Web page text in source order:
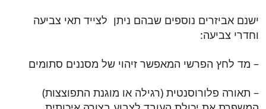
ישנם אביזרים נוספים שבהם ניתן לצייד תאי צביעה
וחדרי צביעה:
– מד לחץ הפרשי המאפשר זיהוי של מסננים סתומים
– תאורה פלורוסנטית (רגילה או מוגנת התפוצצות)